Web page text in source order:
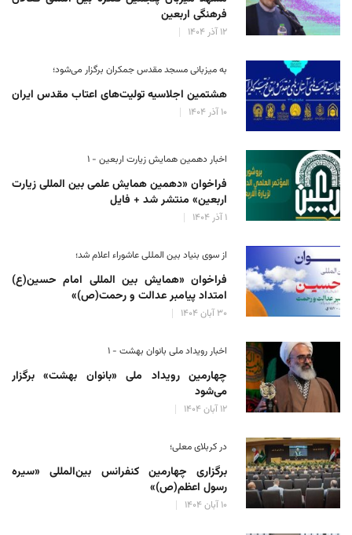
فرهنگی اربعین
۱۲ آذر ۱۴۰۴
به میزبانی مسجد مقدس جمکران برگزار می‌شود؛
هشتمین اجلاسیه تولیت‌های اعتاب مقدس ایران
۱۰ آذر ۱۴۰۴
اخبار دهمین همایش زیارت اربعین - ۱
فراخوان «دهمین همایش علمی بین المللی زیارت
اربعین» منتشر شد + فایل
۱ آذر ۱۴۰۴
از سوی بنیاد بین المللی عاشوراء اعلام شد؛
فراخوان «همایش بین المللی امام حسین(ع)
امتداد پیامبر عدالت و رحمت(ص)»
۳۰ آبان ۱۴۰۴
اخبار رویداد ملی بانوان بهشت - ۱
چهارمین رویداد ملی «بانوان بهشت» برگزار
می‌شود
۱۲ آبان ۱۴۰۴
در کربلای معلی؛
برگزاری چهارمین کنفرانس بین‌المللی «سیره
رسول اعظم(ص)»
۱۰ آبان ۱۴۰۴